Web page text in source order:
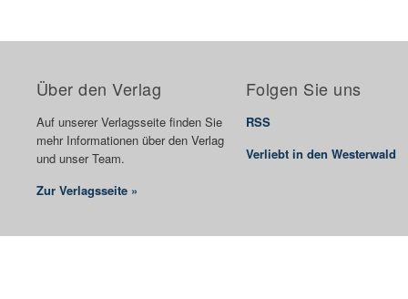
Über den Verlag
Auf unserer Verlagsseite finden Sie
mehr Informationen über den Verlag
und unser Team.
Zur Verlagsseite »
Folgen Sie uns
RSS
Verliebt in den Westerwald